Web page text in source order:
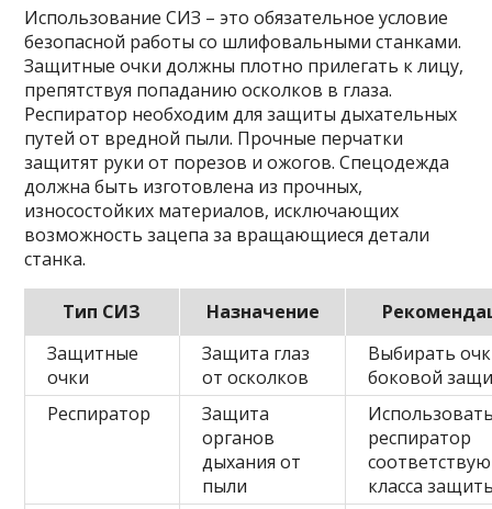
Использование СИЗ – это обязательное условие
безопасной работы со шлифовальными станками.
Защитные очки должны плотно прилегать к лицу,
препятствуя попаданию осколков в глаза.
Респиратор необходим для защиты дыхательных
путей от вредной пыли. Прочные перчатки
защитят руки от порезов и ожогов. Спецодежда
должна быть изготовлена из прочных,
износостойких материалов, исключающих
возможность зацепа за вращающиеся детали
станка.
Тип СИЗ Назначение
Защитные
очки
Защита глаз
от осколков
Выбирать
боковой
Респиратор
Защита
органов
дыхания от
пыли
респиратор
класса